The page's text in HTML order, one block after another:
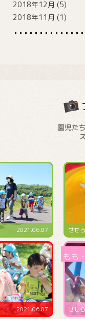
2018年12月 (5)
2018年11月 (1)
園児た
せせらぎ公園
せせらぎ公園